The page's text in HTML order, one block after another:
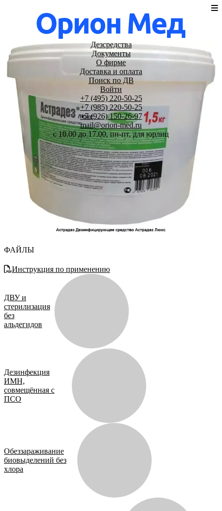
Дезсредства
Документы
О фирме
Доставка и оплата
Поиск по ДВ
Войти
+7 (495) 220-50-25
+7 (985) 220-50-25
+7 (926) 150-26-97
mail@orion-med.ru
c 10.00 до 17.00, пн-пт, для юрлиц
ФАЙЛЫ
Инструкция по применению
ДВУ и
стерилизация
без
альдегидов
Дезинфекция
ИМН,
совмещённая с
ПСО
Обеззараживание
биовыделений без
хлора